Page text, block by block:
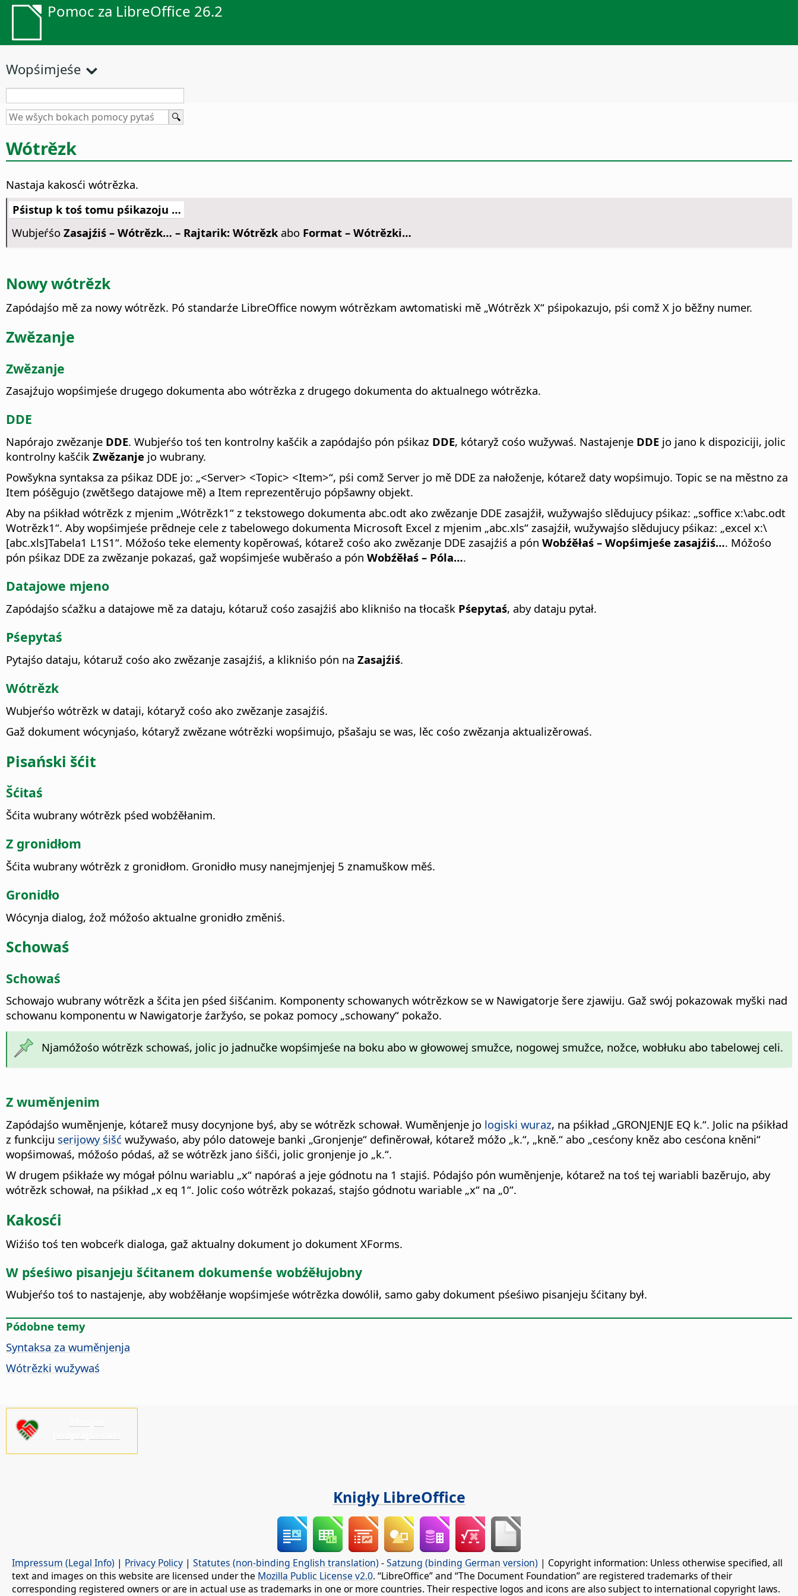
Pomoc za LibreOffice 26.2
Wopśimjeśe
Wótrězk
Nastaja kakosći wótrězka.
Pśistup k toś tomu pśikazoju …
Wubjeŕśo Zasajźiś – Wótrězk… – Rajtarik: Wótrězkabo Format – Wótrězki…
Nowy wótrězk
Zapódajśo mě za nowy wótrězk. Pó standarźe LibreOffice nowym wótrězkam awtomatiski mě „Wótrězk X“ pśipokazujo, pśi comž X jo běžny numer.
Zwězanje
Zwězanje
Zasajźujo wopśimjeśe drugego dokumenta abo wótrězka z drugego dokumenta do aktualnego wótrězka.
DDE
Napórajo zwězanje DDE. Wubjeŕśo toś ten kontrolny kašćik a zapódajśo pón pśikaz DDE, kótaryž cośo wužywaś. Nastajenje DDE jo jano k dispoziciji, jolic
kontrolny kašćik Zwězanje jo wubrany.
Powšykna syntaksa za pśikaz DDE jo: „<Server> <Topic> <Item>“, pśi comž Server jo mě DDE za nałoženje, kótarež daty wopśimujo. Topic se na městno za
Item póśěgujo (zwětšego datajowe mě) a Item reprezentěrujo pópšawny objekt.
Aby na pśikład wótrězk z mjenim „Wótrězk1“ z tekstowego dokumenta abc.odt ako zwězanje DDE zasajźił, wužywajśo slědujucy pśikaz: „soffice x:\abc.odt
Wotrězk1“. Aby wopśimjeśe prědneje cele z tabelowego dokumenta Microsoft Excel z mjenim „abc.xls“ zasajźił, wužywajśo slědujucy pśikaz: „excel x:\
[abc.xls]Tabela1 L1S1“. Móžośo teke elementy kopěrowaś, kótarež cośo ako zwězanje DDE zasajźiś a pón Wobźěłaś – Wopśimjeśe zasajźiś…. Móžośo
pón pśikaz DDE za zwězanje pokazaś, gaž wopśimjeśe wuběraśo a pón Wobźěłaś – Póla….
Datajowe mjeno
Zapódajśo sćažku a datajowe mě za dataju, kótaruž cośo zasajźiś abo klikniśo na tłocašk Pśepytaś, aby dataju pytał.
Pśepytaś
Pytajśo dataju, kótaruž cośo ako zwězanje zasajźiś, a klikniśo pón na Zasajźiś.
Wótrězk
Wubjeŕśo wótrězk w dataji, kótaryž cośo ako zwězanje zasajźiś.
Gaž dokument wócynjaśo, kótaryž zwězane wótrězki wopśimujo, pšašaju se was, lěc cośo zwězanja aktualizěrowaś.
Pisański šćit
Šćitaś
Šćita wubrany wótrězk pśed wobźěłanim.
Z gronidłom
Šćita wubrany wótrězk z gronidłom. Gronidło musy nanejmjenjej 5 znamuškow měś.
Gronidło
Wócynja dialog, źož móžośo aktualne gronidło změniś.
Schowaś
Schowaś
Schowajo wubrany wótrězk a šćita jen pśed śišćanim. Komponenty schowanych wótrězkow se w Nawigatorje šere zjawiju. Gaž swój pokazowak myški nad
schowanu komponentu w Nawigatorje źaržyśo, se pokaz pomocy „schowany“ pokažo.
Njamóžośo wótrězk schowaś, jolic jo jadnučke wopśimjeśe na boku abo w głowowej smužce, nogowej smužce, nožce, wobłuku abo tabelowej celi.
Z wuměnjenim
Zapódajśo wuměnjenje, kótarež musy docynjone byś, aby se wótrězk schował. Wuměnjenje jo logiski wuraz, na pśikład „GRONJENJE EQ k.“. Jolic na pśikład
z funkciju serijowy śišć wužywaśo, aby pólo datoweje banki „Gronjenje“ definěrował, kótarež móžo „k.“, „kně.“ abo „cesćony kněz abo cesćona kněni“
wopśimowaś, móžośo pódaś, až se wótrězk jano śišći, jolic gronjenje jo „k.“.
W drugem pśikłaźe wy mógał pólnu wariablu „x“ napóraś a jeje gódnotu na 1 stajiś. Pódajśo pón wuměnjenje, kótarež na toś tej wariabli bazěrujo, aby
wótrězk schował, na pśikład „x eq 1“. Jolic cośo wótrězk pokazaś, stajśo gódnotu wariable „x“ na „0“.
Kakosći
Wiźiśo toś ten wobceŕk dialoga, gaž aktualny dokument jo dokument XForms.
W pśeśiwo pisanjeju šćitanem dokumenśe wobźěłujobny
Wubjeŕśo toś to nastajenje, aby wobźěłanje wopśimjeśe wótrězka dowólił, samo gaby dokument pśeśiwo pisanjeju šćitany był.
Pódobne temy
Syntaksa za wuměnjenja
Wótrězki wužywaś
Knigły LibreOffice
Impressum (Legal Info) | Privacy Policy | Statutes (non-binding English translation) -Satzung (binding German version) | Copyright information: Unless otherwise specified, all
text and images on this website are licensed under the Mozilla Public License v2.0. “LibreOffice” and “The Document Foundation” are registered trademarks of their
corresponding registered owners or are in actual use as trademarks in one or more countries. Their respective logos and icons are also subject to international copyright laws.